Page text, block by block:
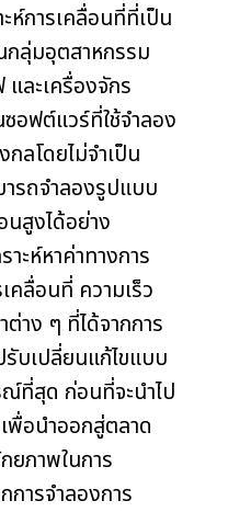
ห์การเคลื่อนที่ที่เป็น
กลุ่มอุตสาหกรรม
ละเครื่องจักร
อฟต์แวร์ที่ใช้จำลอง
ลโดยไม่จำเป็น
รถจำลองรูปแบบ
สูงได้อย่าง
ะห์หาค่าทางการ
คลื่อนที่ ความเร็ว
าง ๆ ที่ได้จากการ
รับเปลี่ยนแก้ไขแบบ
ที่สุด ก่อนที่จะนำไป
พื่อนำออกสู่ตลาด
ภาพในการ
การจำลองการ